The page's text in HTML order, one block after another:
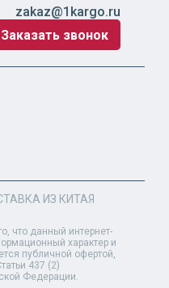
zakaz@1kargo.ru
Заказать звонок
ИЗ КИТАЯ
что данный интернет-
характер и
публичной офертой,
437 (2)
Федерации.